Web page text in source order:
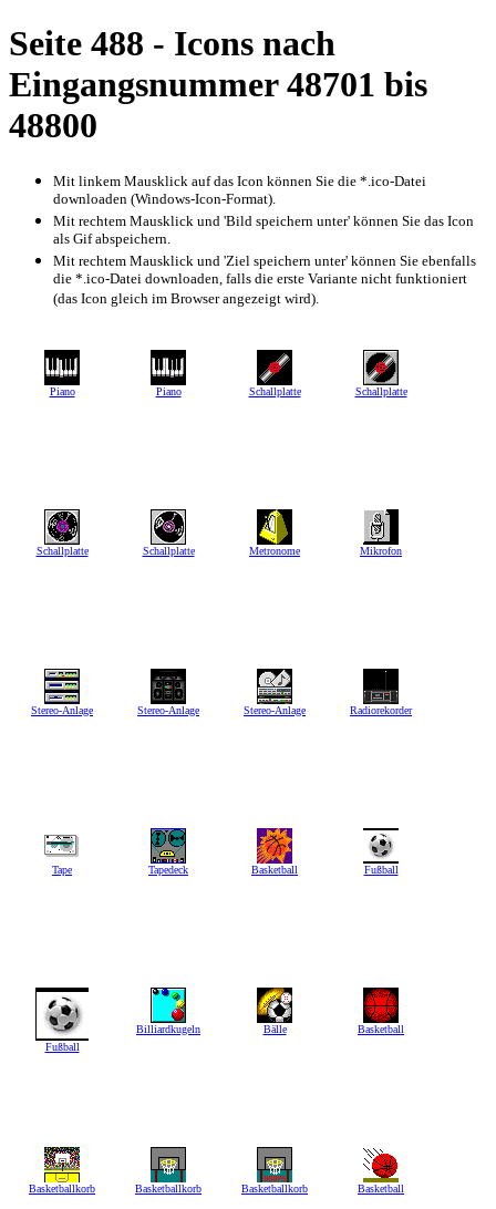
Seite 488 - Icons nach
Eingangsnummer 48701 bis
48800
Mit linkem Mausklick auf das Icon können Sie die *.ico-Datei
downloaden (Windows-Icon-Format).
Mit rechtem Mausklick und 'Bild speichern unter' können Sie das Icon
als Gif abspeichern.
Mit rechtem Mausklick und 'Ziel speichern unter' können Sie ebenfalls
die *.ico-Datei downloaden, falls die erste Variante nicht funktioniert
(das Icon gleich im Browser angezeigt wird).
Piano Piano Schallplatte Schallplatte
Schallplatte Schallplatte Metronome Mikrofon
Stereo-Anlage Stereo-Anlage Stereo-Anlage Radiorekorder
Tape Tapedeck Basketball Fußball
Fußball
Billiardkugeln Bälle Basketball
Basketballkorb Basketballkorb Basketballkorb Basketball